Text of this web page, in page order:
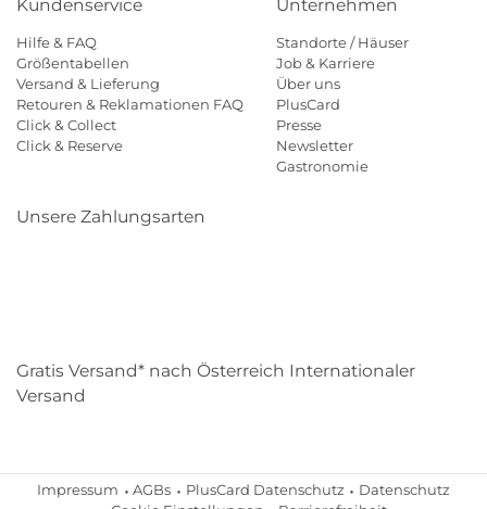
Kundenservice
Hilfe & FAQ
Größentabellen
Versand & Lieferung
Retouren & Reklamationen FAQ
Click & Collect
Click & Reserve
Unternehmen
Standorte / Häuser
Job & Karriere
Über uns
PlusCard
Presse
Newsletter
Gastronomie
Unsere Zahlungsarten
Gratis Versand* nach Österreich Internationaler
Versand
Impressum AGBs PlusCard Datenschutz
Datenschutz